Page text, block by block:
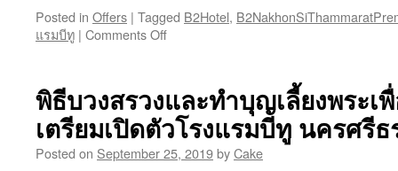
Posted in Offers | Tagged B2Hotel,
แรมบีทู | Comments Off
นครศรีธรรมราช
พรีเมียร์
พร้อม
ให้
พิธีบวงสรวงและทำบุญเลี้ยงพระเ
เตรียมเปิดตัวโรงแรมบีทู นครศรี
Posted on September 25, 2019byCake